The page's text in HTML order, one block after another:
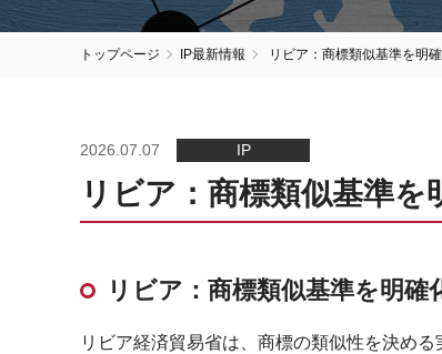
トップページ IP最新情報 リビア：商標類似基準を明
2026.07.07 IP
リビア：商標類似基準
リビア：商標類似基準を明
リビア経済貿易省は、商標の類似性を決め